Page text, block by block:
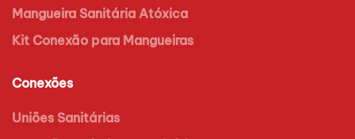
Mangueira Sanitária Atóxica
Kit Conexão para Mangueiras
Conexões
Uniões Sanitárias